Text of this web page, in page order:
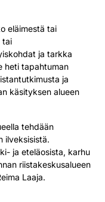
eläimestä tai
tai
ja tarkka
heti tapahtuman
ja
käsityksen alueen
tehdään
ilveksisistä.
ja eteläosista, karhu
riistakeskusalueen
Laaja.